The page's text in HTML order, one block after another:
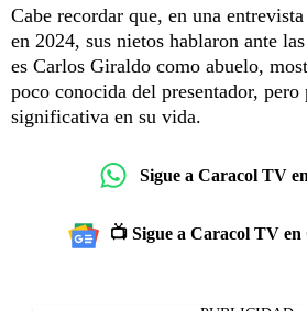
Cabe recordar que, en una
en 2024, sus nietos hablaron ante
es Carlos Giraldo como abuelo,
poco conocida del presentador, pero
significativa en su vida.
Sigue a Caracol TV
📺 Sigue a Caracol TV en